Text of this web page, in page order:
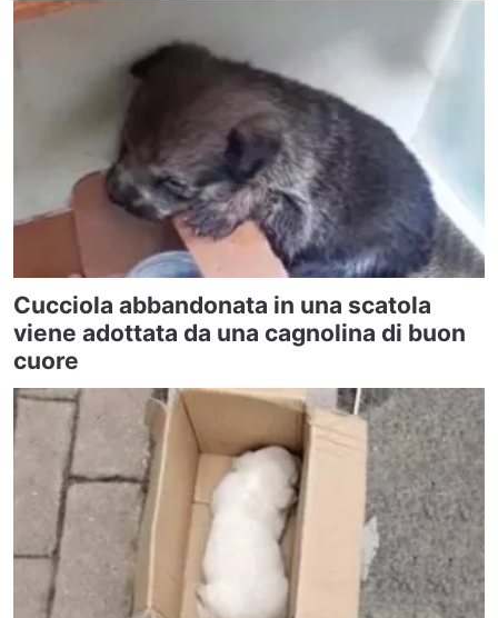
Cucciola abbandonata in una scatola
viene adottata da una cagnolina di buon
cuore